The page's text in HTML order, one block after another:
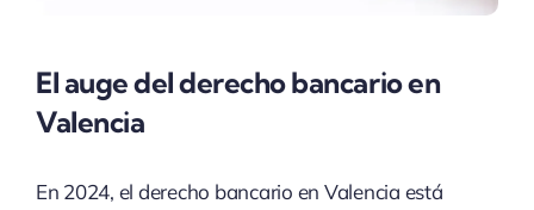
El auge del derecho bancario en
Valencia
En 2024, el derecho bancario en Valencia está